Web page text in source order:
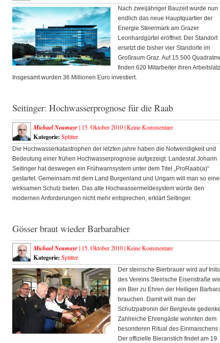
Nach zweijähriger Bauzeit wurde nun
endlich das neue Hauptquartier der
Energie Steiermark am Grazer
Leonhardgürtel eröffnet. Der Standort
ersetzt die bisher vier Standorte im
Großraum Graz. Auf 15.500
finden 620 Mitarbeiter ihren
Insgesamt wurden 36 Millionen Euro investiert.
Seitinger: Hochwasserprognose für die Raab
Michael Neumayr| 15. Oktober 2010 |Keine Kommentare
Kategorie: Splitter
Die Hochwasserkatastrophen der letzten jahre haben die Notwendigkeit und
Bedeutung einer frühen Hochwasserprognose aufgezeigt. Landesrat Johann
Seitinger hat deswegen ein Frühwarnsystem unter dem Titel „ProRaab(a)“
gestartet. Gemeinsam mit dem Land Burgenland und Ungarn will man so
wirksamen Schutz bieten. Das alte Hochwassermeldesystem würde den
modernen Anforderungen nicht mehr entsprechen, erklärt Seitinger.
Gösser braut wieder Barbarabier
Michael Neumayr| 15. Oktober 2010 |Keine Kommentare
Kategorie: Splitter
Der steirische Bierbrauer wird auf
des Vereins Steirische Eisenstraße
ein Bier zu Ehren der Heiligen
brauchen. Damit will man der
Schutzpatronin der Bergleute
Zahlreiche Ehrengäste wohnten dem
besonderen Ritual des Einmaischens
Der offizielle Bieranstich findet am 19.